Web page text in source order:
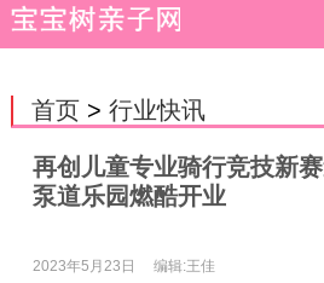
首页> 行业快讯
再创儿童专业骑行竞技新
泵道乐园燃酷开业
2023年5月23日 编辑:王佳